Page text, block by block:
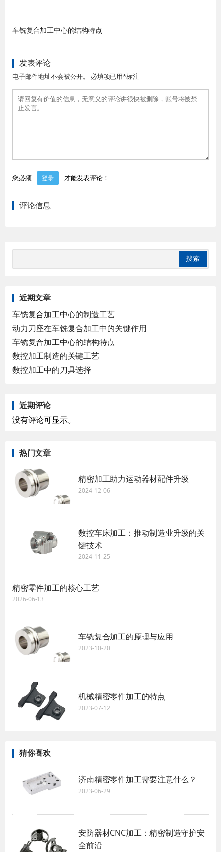
车铣复合加工中心的结构特点
发表评论
电子邮件地址不会被公开。 必填项已用*标注
您必须 登录 才能发表评论！
评论信息
近期文章
车铣复合加工中心的制造工艺
动力刀座在车铣复合加工中的关键作用
车铣复合加工中心的结构特点
数控加工制造的关键工艺
数控加工中的刀具选择
近期评论
没有评论可显示。
热门文章
精密加工助力运动器材配件升级
2024-12-06
数控车床加工：推动制造业升级的关
键技术
2024-11-25
精密零件加工的核心工艺
2026-06-13
车铣复合加工的原理与应用
2023-10-20
机械精密零件加工的特点
2023-07-12
猜你喜欢
济南精密零件加工需要注意什么？
2023-06-29
安防器材CNC加工：精密制造守护安
全前沿